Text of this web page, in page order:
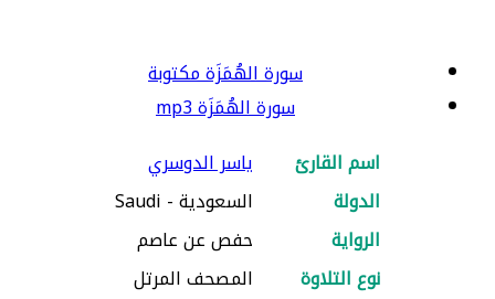
سورة الهُمَزَة مكتوبة
سورة الهُمَزَة mp3
اسم القارئ
ياسر الدوسري
الدولة
السعودية - Saudi
الرواية
حفص عن عاصم
نوع التلاوة
المصحف المرتل